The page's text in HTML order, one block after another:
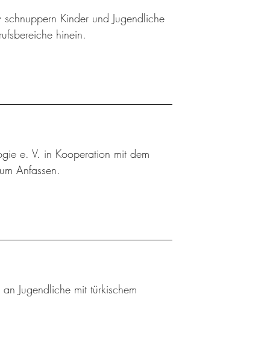
Kinder und Jugendliche
hinein.
e. V. in Kooperation mit dem
Anfassen.
Jugendliche mit türkischem